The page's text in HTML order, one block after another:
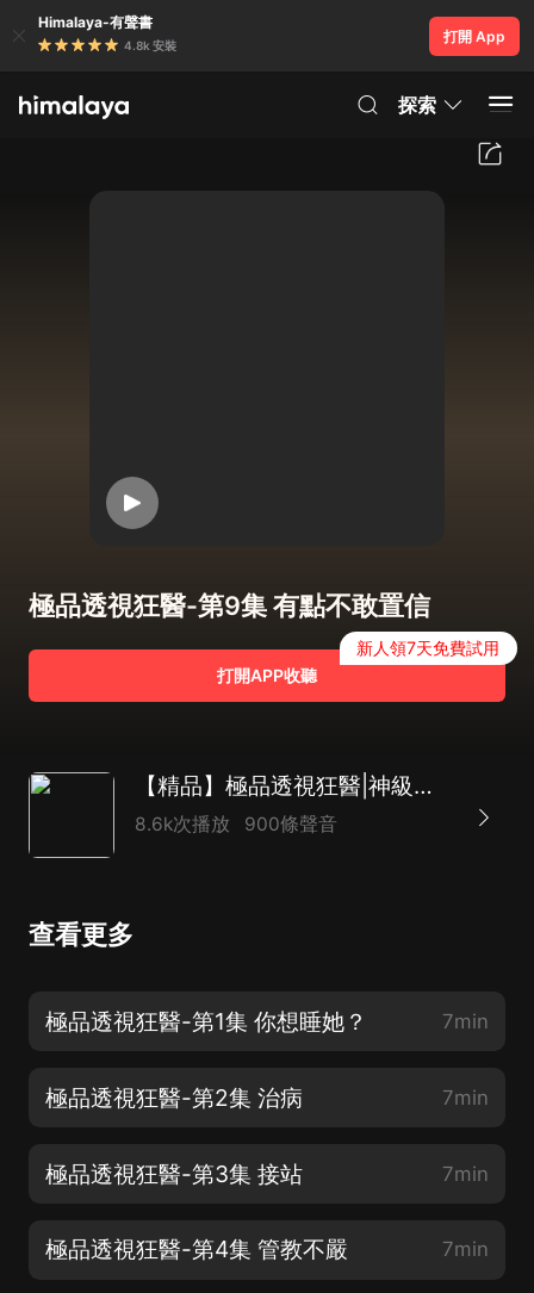
Himalaya-有聲書
4.8k 安裝
打開 App
探索
極品透視狂醫-第9集 有點不敢置信
打開APP收聽
新人領7天免費試用
【精品】極品透視狂醫|神級透視|黃金眼
8.6k次播放 900條聲音
查看更多
極品透視狂醫-第1集 你想睡她？ 7min
極品透視狂醫-第2集 治病 7min
極品透視狂醫-第3集 接站 7min
極品透視狂醫-第4集 管教不嚴 7min